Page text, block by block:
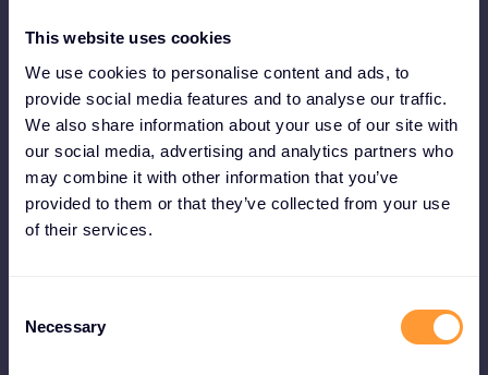
This website uses cookies
We use cookies to personalise content and ads, to
provide social media features and to analyse our traffic.
We also share information about your use of our site with
our social media, advertising and analytics partners who
may combine it with other information that you’ve
provided to them or that they’ve collected from your use
of their services.
Necessary
Partner werden
Werden Sie Partner und erschließen Sie
sich mit unserem XOC sofort den
boomenden MSSP-Markt.